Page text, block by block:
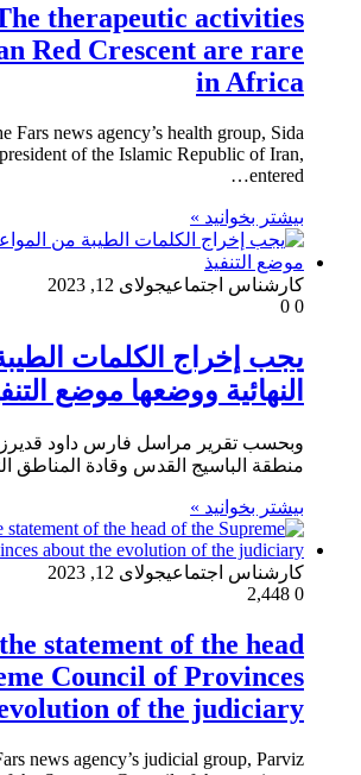
therapeutic activities
Red Crescent are rare
in Africa
Fars news agency’s health group, Sida
of the Islamic Republic of Iran,
entered…
بیشتر بخوانید »
کارشناس اجتماعیجولای 12, 2023
0
يجب إخراج الكلمات
النهائية ووضعها موضع
وبحسب تقرير مراسل فارس داود
منطقة الباسيج القدس وقادة المناطق
بیشتر بخوانید »
کارشناس اجتماعیجولای 12, 2023
0
statement of the head
Council of Provinces
of the judiciary
news agency’s judicial group, Parviz